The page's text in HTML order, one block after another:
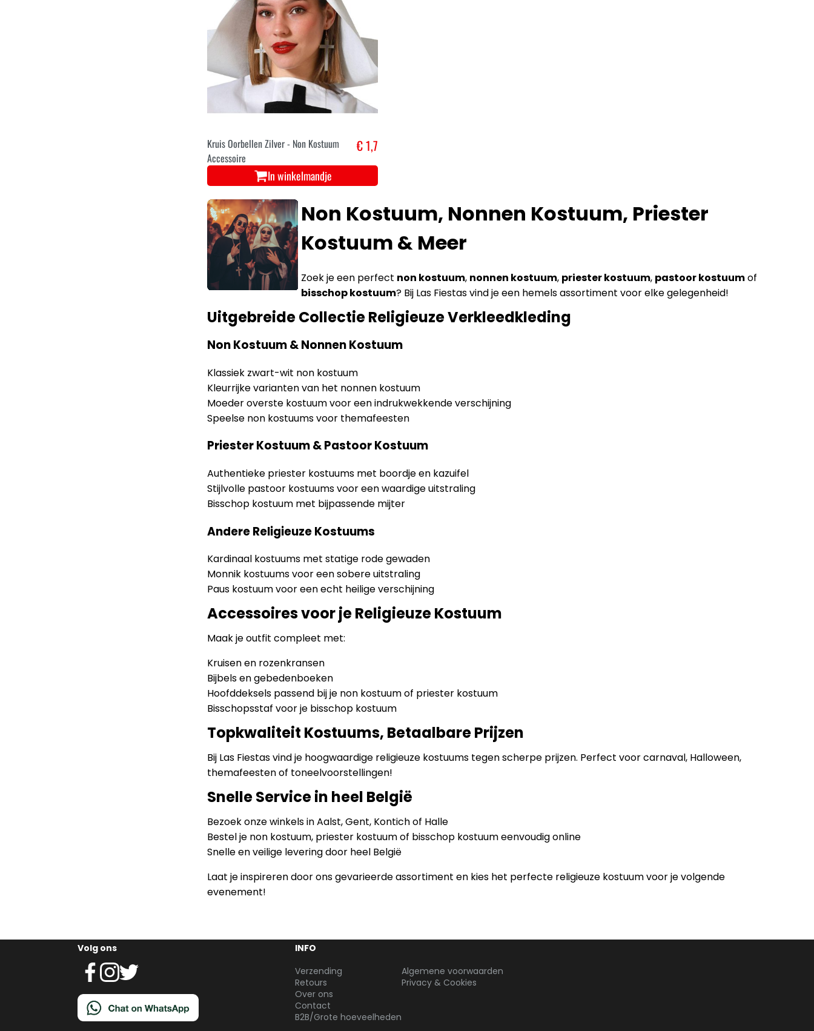
Kruis Oorbellen Zilver - Non Kostuum
Accessoire
€ 1,7
In winkelmandje
Non Kostuum, Nonnen Kostuum, Priester
Kostuum & Meer
Zoek je een perfect non kostuum, nonnen kostuum, priester kostuum, pastoor kostuumof
bisschop kostuum? Bij Las Fiestas vind je een hemels assortiment voor elke gelegenheid!
Uitgebreide Collectie Religieuze Verkleedkleding
Non Kostuum & Nonnen Kostuum
Klassiek zwart-wit non kostuum
Kleurrijke varianten van het nonnen kostuum
Moeder overste kostuum voor een indrukwekkende verschijning
Speelse non kostuums voor themafeesten
Priester Kostuum & Pastoor Kostuum
Authentieke priester kostuums met boordje en kazuifel
Stijlvolle pastoor kostuums voor een waardige uitstraling
Bisschop kostuum met bijpassende mijter
Andere Religieuze Kostuums
Kardinaal kostuums met statige rode gewaden
Monnik kostuums voor een sobere uitstraling
Paus kostuum voor een echt heilige verschijning
Accessoires voor je Religieuze Kostuum
Maak je outfit compleet met:
Kruisen en rozenkransen
Bijbels en gebedenboeken
Hoofddeksels passend bij je non kostuum of priester kostuum
Bisschopsstaf voor je bisschop kostuum
Topkwaliteit Kostuums, Betaalbare Prijzen
Bij Las Fiestas vind je hoogwaardige religieuze kostuums tegen scherpe prijzen. Perfect voor carnaval, Halloween,
themafeesten of toneelvoorstellingen!
Snelle Service in heel België
Bezoek onze winkels in Aalst, Gent, Kontich of Halle
Bestel je non kostuum, priester kostuum of bisschop kostuum eenvoudig online
Snelle en veilige levering door heel België
Laat je inspireren door ons gevarieerde assortiment en kies het perfecte religieuze kostuum voor je volgende
evenement!
Volg ons
INFO
Verzending
Retours
Over ons
Contact
B2B/Grote hoeveelheden
Algemene voorwaarden
Privacy & Cookies